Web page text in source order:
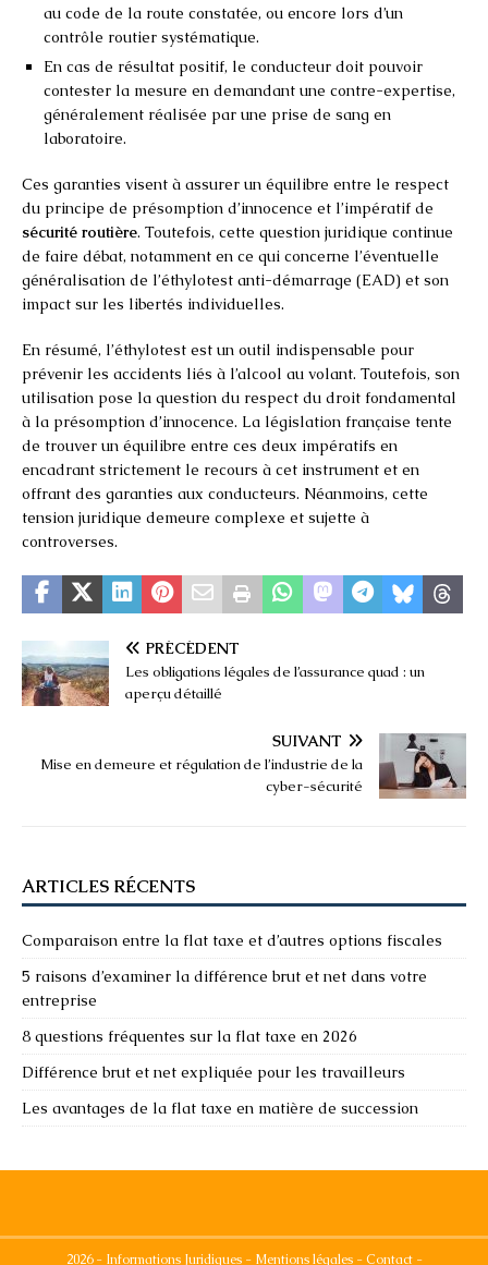
au code de la route constatée, ou encore lors d’un
contrôle routier systématique.
En cas de résultat positif, le conducteur doit pouvoir
contester la mesure en demandant une contre-expertise,
généralement réalisée par une prise de sang en
laboratoire.
Ces garanties visent à assurer un équilibre entre le respect
du principe de présomption d’innocence et l’impératif de
sécurité routière. Toutefois, cette question juridique continue
de faire débat, notamment en ce qui concerne l’éventuelle
généralisation de l’éthylotest anti-démarrage (EAD) et son
impact sur les libertés individuelles.
En résumé, l’éthylotest est un outil indispensable pour
prévenir les accidents liés à l’alcool au volant. Toutefois, son
utilisation pose la question du respect du droit fondamental
à la présomption d’innocence. La législation française tente
de trouver un équilibre entre ces deux impératifs en
encadrant strictement le recours à cet instrument et en
offrant des garanties aux conducteurs. Néanmoins, cette
tension juridique demeure complexe et sujette à
controverses.
PRÉCÉDENT
Les obligations légales de l’assurance quad : un
aperçu détaillé
SUIVANT
Mise en demeure et régulation de l’industrie de la
cyber-sécurité
ARTICLES RÉCENTS
Comparaison entre la flat taxe et d’autres options fiscales
5 raisons d’examiner la différence brut et net dans votre
entreprise
8 questions fréquentes sur la flat taxe en 2026
Différence brut et net expliquée pour les travailleurs
Les avantages de la flat taxe en matière de succession
2026 - Informations Juridiques - Mentions légales - Contact -